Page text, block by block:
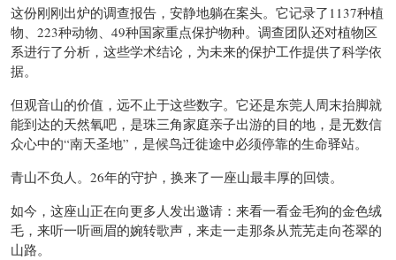
这份刚刚出炉的调查报告，安静地躺在案头。它记录了1137种植
物、223种动物、49种国家重点保护物种。调查团队还对植物区
系进行了分析，这些学术结论，为未来的保护工作提供了科学依
据。
但观音山的价值，远不止于这些数字。它还是东莞人周末抬脚就
能到达的天然氧吧，是珠三角家庭亲子出游的目的地，是无数信
众心中的“南天圣地”，是候鸟迁徙途中必须停靠的生命驿站。
青山不负人。26年的守护，换来了一座山最丰厚的回馈。
如今，这座山正在向更多人发出邀请：来看一看金毛狗的金色绒
毛，来听一听画眉的婉转歌声，来走一走那条从荒芜走向苍翠的
山路。